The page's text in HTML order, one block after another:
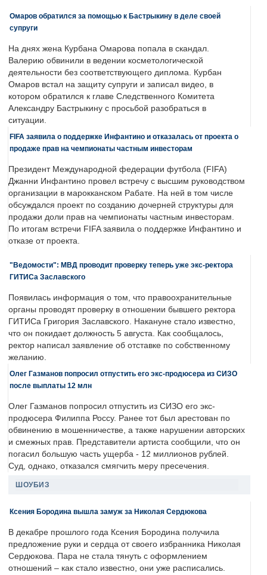
Омаров обратился за помощью к Бастрыкину в деле своей
супруги
На днях жена Курбана Омарова попала в скандал.
Валерию обвинили в ведении косметологической
деятельности без соответствующего диплома. Курбан
Омаров встал на защиту супруги и записал видео, в
котором обратился к главе Следственного Комитета
Александру Бастрыкину с просьбой разобраться в
ситуации.
FIFA заявила о поддержке Инфантино и отказалась от проекта о
продаже прав на чемпионаты частным инвесторам
Президент Международной федерации футбола (FIFA)
Джанни Инфантино провел встречу с высшим руководством
организации в марокканском Рабате. На ней в том числе
обсуждался проект по созданию дочерней структуры для
продажи доли прав на чемпионаты частным инвесторам.
По итогам встречи FIFA заявила о поддержке Инфантино и
отказе от проекта.
"Ведомости": МВД проводит проверку теперь уже экс-ректора
ГИТИСа Заславского
Появилась информация о том, что правоохранительные
органы проводят проверку в отношении бывшего ректора
ГИТИСа Григория Заславского. Накануне стало известно,
что он покидает должность 5 августа. Как сообщалось,
ректор написал заявление об отставке по собственному
желанию.
Олег Газманов попросил отпустить его экс-продюсера из СИЗО
после выплаты 12 млн
Олег Газманов попросил отпустить из СИЗО его экс-
продюсера Филиппа Россу. Ранее тот был арестован по
обвинению в мошенничестве, а также нарушении авторских
и смежных прав. Представители артиста сообщили, что он
погасил большую часть ущерба - 12 миллионов рублей.
Суд, однако, отказался смягчить меру пресечения.
ШОУБИЗ
Ксения Бородина вышла замуж за Николая Сердюкова
В декабре прошлого года Ксения Бородина получила
предложение руки и сердца от своего избранника Николая
Сердюкова. Пара не стала тянуть с оформлением
отношений – как стало известно, они уже расписались.